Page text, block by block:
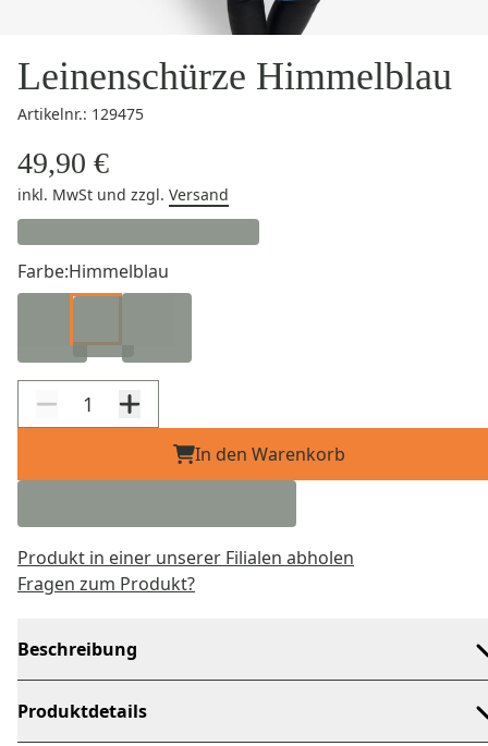
Leinenschürze Himmelblau
Artikelnr.: 129475
49,90 €
inkl. MwSt und zzgl. Versand
Farbe:Himmelblau
In den Warenkorb
Produkt in einer unserer Filialen abholen
Fragen zum Produkt?
Beschreibung
Produktdetails